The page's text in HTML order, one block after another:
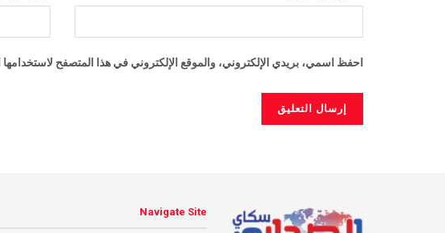
احفظ اسمي، بريدي الإلكتروني، والموقع الإلكتروني في هذا المتصفح
Navigate Site